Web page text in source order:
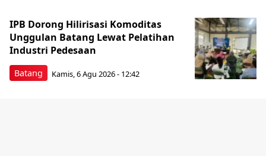
Batang
IPB Dorong Hilirisasi Komoditas
Unggulan Batang Lewat Pelatihan
Industri Pedesaan
Kamis, 6 Agu 2026 - 12:42